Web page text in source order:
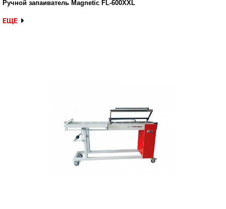
Ручной запаиватель Magnetic FL-600XXL
ЕЩЕ